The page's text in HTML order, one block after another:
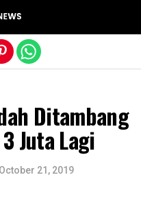
Ditambang
Juta Lagi
October 21, 2019